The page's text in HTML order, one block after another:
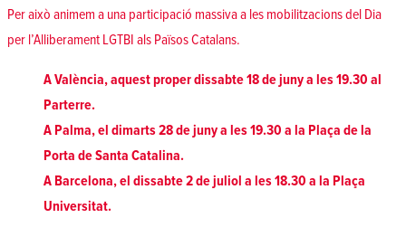
Per això animem a una participació massiva a les mobilitzacions del Dia
per l’Alliberament LGTBI als Països Catalans.
A València, aquest proper dissabte 18 de juny a les 19.30 al
Parterre.
A Palma, el dimarts 28 de juny a les 19.30 a la Plaça de la
Porta de Santa Catalina.
A Barcelona, el dissabte 2 de juliol a les 18.30 a la Plaça
Universitat.